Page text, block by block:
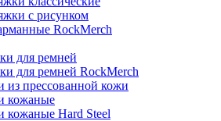
с рисунком
RockMerch
для ремней
для ремней RockMerch
из прессованной кожи
кожаные
кожаные Hard Steel